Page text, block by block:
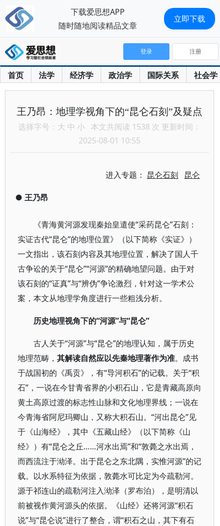
首页 法学 经济学 政治学 国际关系 社会学
登录 注册
王乃昂：地理学视角下的“昆仑石刻”及疑点
选择字号： 大 中 小 本文共阅读 1538 次 更新时间：
2025-08-01 10:55
进入专题： 昆仑石刻 昆仑
● 王乃昂
《青海黄河源发现秦始皇遣使“采药昆仑”石刻：
实证古代“昆仑”的地理位置》（以下简称《实证》）
一文指出，该石刻内容及其地理位置，解决了国人千
古争讼的关于“昆仑”“河源”的精确地望问题。由于对
该石刻的“证真”与“辨伪”争论激烈，针对这一学术公
案，本文从地理学角度进行一些粗浅分析。
历史地理视角下的“河源”与“昆仑”
古人关于“河源”与“昆仑”的地理认知，属于历史
地理范畴， 其解读自然应以先秦地理著作为准。成书
于战国初的《禹贡》，有“导河积石”的记载。关于“积
石”，一说在今甘青省界的小积石山，它是青藏高原向
黄土高原过渡的标志性山脉和文化地理界线；一说在
今青海省阿尼玛卿山，又称大积石山。“河出昆仑”见
于《山海经》，其中《五藏山经》（以下简称《山
经》）有“昆仑之丘……河水出焉”和“敦薨之水出焉，
而西流注于泑泽。出于昆仑之东北隅，实惟河源”的记
载。以水系特征为依据，敦薨水可比定为今疏勒河。
源于祁连山的疏勒河注入泑泽（罗布泊），是明清以
前被视作黄河源头的依据。《山经》还将河源“积石
说”与“昆仑说”进行了整合，谓“积石之山，其下有石
下载爱思想APP
随时随地阅读精品文章
立即下载